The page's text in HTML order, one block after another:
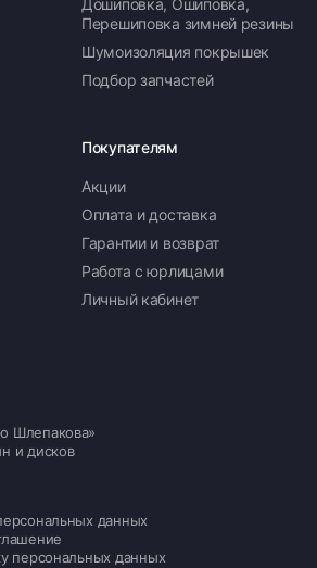
Дошиповка, Ошиповка,
Перешиповка зимней резины
Шумоизоляция покрышек
Подбор запчастей
Покупателям
Акции
Оплата и доставка
Гарантии и возврат
Работа с юрлицами
Личный кабинет
Шлепакова»
и дисков
данных
персональных данных